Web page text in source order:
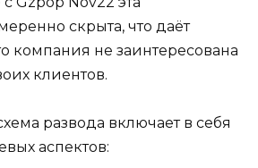
скрыта, что даёт
компания не заинтересована
клиентов.
развода включает в себя
аспектов: